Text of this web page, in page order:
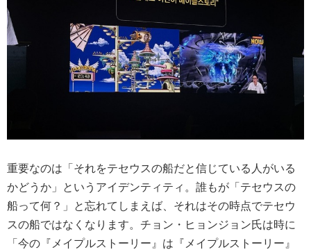
重要なのは「それをテセウスの船だと信じている人がいる
かどうか」というアイデンティティ。誰もが「テセウスの
船って何？」と忘れてしまえば、それはその時点でテセウ
スの船ではなくなります。チョン・ヒョンジョン氏は時に
「今の『メイプルストーリー』は『メイプルストーリー』